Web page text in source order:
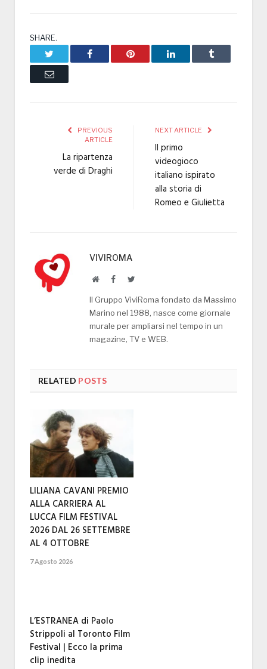
SHARE.
Facebook Pinterest LinkedIn Tumblr
Email
PREVIOUS
ARTICLE
La ripartenza
verde di Draghi
NEXT ARTICLE
Il primo
videogioco
italiano ispirato
alla storia di
Romeo e Giulietta
VIVIROMA
WebsiteFacebookTwitter
Il Gruppo ViviRoma fondato da Massimo
Marino nel 1988, nasce come giornale
murale per ampliarsi nel tempo in un
magazine, TV e WEB.
RELATED POSTS
LILIANA CAVANI PREMIO
ALLA CARRIERA AL
LUCCA FILM FESTIVAL
2026 DAL 26 SETTEMBRE
AL 4 OTTOBRE
7 Agosto 2026
L’ESTRANEA di Paolo
Strippoli al Toronto Film
Festival | Ecco la prima
clip inedita